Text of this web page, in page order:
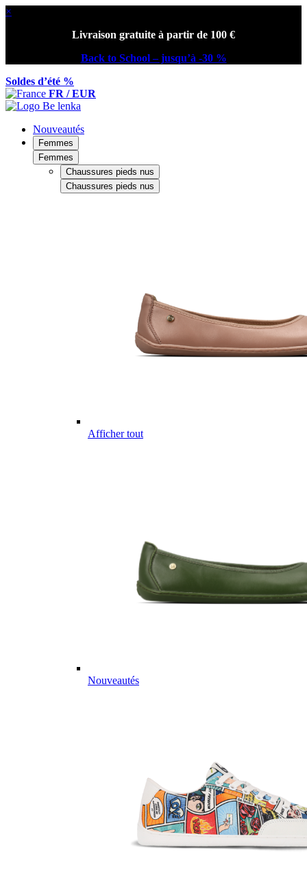
×
Livraison gratuite à partir de 100 €
Back to School – jusqu’à -30 %
Soldes d’été %
FR / EUR
Nouveautés
Femmes
Femmes
Chaussures pieds nus
Chaussures pieds nus
Afficher tout
Nouveautés